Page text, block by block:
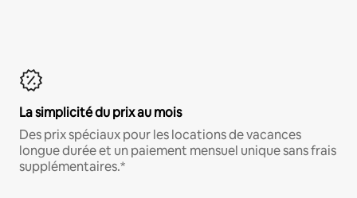
La simplicité du prix au mois
Des prix spéciaux pour les locations de vacances
longue durée et un paiement mensuel unique sans frais
supplémentaires.*